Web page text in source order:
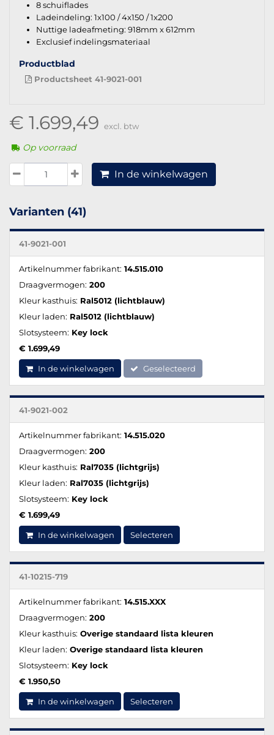
8 schuiflades
Ladeindeling: 1x100 / 4x150 / 1x200
Nuttige ladeafmeting: 918mm x 612mm
Exclusief indelingsmateriaal
Productblad
Productsheet 41-9021-001
€ 1.699,49 excl. btw
Op voorraad
In de winkelwagen
Varianten (41)
41-9021-001
Artikelnummer fabrikant: 14.515.010
Draagvermogen: 200
Kleur kasthuis: Ral5012 (lichtblauw)
Kleur laden: Ral5012 (lichtblauw)
Slotsysteem: Key lock
€ 1.699,49
In de winkelwagen Geselecteerd
41-9021-002
Artikelnummer fabrikant: 14.515.020
Draagvermogen: 200
Kleur kasthuis: Ral7035 (lichtgrijs)
Kleur laden: Ral7035 (lichtgrijs)
Slotsysteem: Key lock
€ 1.699,49
In de winkelwagen Selecteren
41-10215-719
Artikelnummer fabrikant: 14.515.XXX
Draagvermogen: 200
Kleur kasthuis: Overige standaard lista kleuren
Kleur laden: Overige standaard lista kleuren
Slotsysteem: Key lock
€ 1.950,50
In de winkelwagen Selecteren